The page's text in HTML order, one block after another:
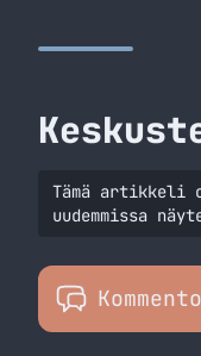
Tämä artikkeli
uudemmissa